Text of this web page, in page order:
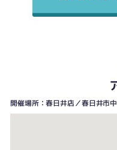
開催場所：春日井店／春日井市